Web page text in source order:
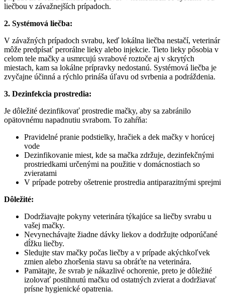
liečbou v závažnejších prípadoch.
2. Systémová liečba:
V závažných prípadoch svrabu, keď lokálna liečba nestačí, veterinár
môže predpísať perorálne lieky alebo injekcie. Tieto lieky pôsobia v
celom tele mačky a usmrcujú svrabové roztoče aj v skrytých
miestach, kam sa lokálne prípravky nedostanú. Systémová liečba je
zvyčajne účinná a rýchlo prináša úľavu od svrbenia a podráždenia.
3. Dezinfekcia prostredia:
Je dôležité dezinfikovať prostredie mačky, aby sa zabránilo
opätovnému napadnutiu svrabom. To zahŕňa:
Pravidelné pranie podstielky, hračiek a dek mačky v horúcej
vode
Dezinfikovanie miest, kde sa mačka zdržuje, dezinfekčnými
prostriedkami určenými na použitie v domácnostiach so
zvieratami
V prípade potreby ošetrenie prostredia antiparazitnými sprejmi
Dôležité:
Dodržiavajte pokyny veterinára týkajúce sa liečby svrabu u
vašej mačky.
Nevynechávajte žiadne dávky liekov a dodržujte odporúčané
dĺžku liečby.
Sledujte stav mačky počas liečby a v prípade akýchkoľvek
zmien alebo zhoršenia stavu sa obráťte na veterinára.
Pamätajte, že svrab je nákazlivé ochorenie, preto je dôležité
izolovať postihnutú mačku od ostatných zvierat a dodržiavať
prísne hygienické opatrenia.